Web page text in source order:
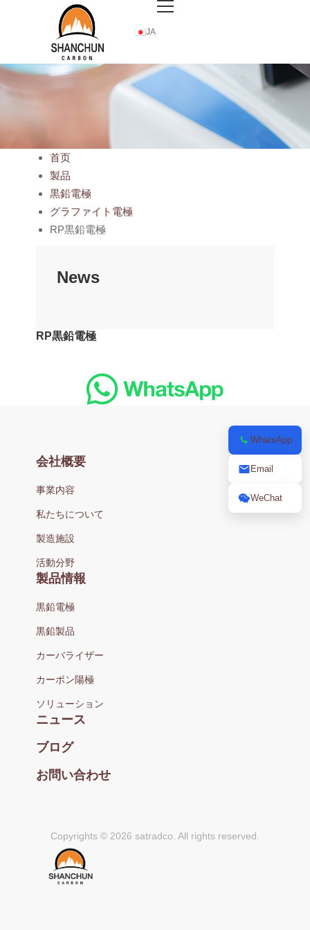
JA
首页
製品
黒鉛電極
グラファイト電極
RP黒鉛電極
News
RP黒鉛電極
会社概要
事業内容
私たちについて
製造施設
活動分野
製品情報
黒鉛電極
黒鉛製品
カーバライザー
カーボン陽極
ソリューション
ニュース
ブログ
お問い合わせ
Copyrights © 2026 satradco. All rights reserved.
WhatsApp
Email
WeChat